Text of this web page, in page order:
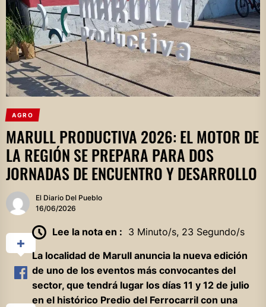
AGRO
MARULL PRODUCTIVA 2026: EL MOTOR DE
LA REGIÓN SE PREPARA PARA DOS
JORNADAS DE ENCUENTRO Y DESARROLLO
El Diario Del Pueblo
16/06/2026
Lee la nota en : 3 Minuto/s, 23 Segundo/s
La localidad de Marull anuncia la nueva edición
de uno de los eventos más convocantes del
sector, que tendrá lugar los días 11 y 12 de julio
en el histórico Predio del Ferrocarril con una